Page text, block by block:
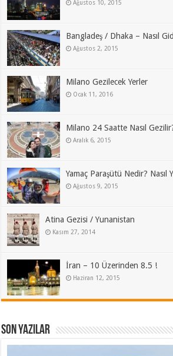
Ağustos 10, 2015
Bangladeş / Dhaka – Nasıl
Ağustos 2, 2015
Milano Gezilecek Yerler
Ocak 11, 2016
Milano 24 Saatte Nasıl
Aralık 6, 2015
Yamaç Paraşütü Nedir? Nasıl
Ağustos 9, 2015
Atina Gezisi / Yunanistan
Kasım 27, 2014
İran – 10 Üzerinden 8.5 !
Haziran 12, 2015
Son Yazılar